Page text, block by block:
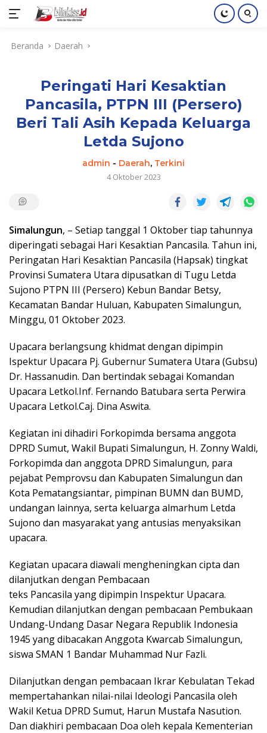
Beranda Daerah
Peringati Hari Kesaktian
Pancasila, PTPN III (Persero)
Beri Tali Asih Kepada Keluarga
Letda Sujono
admin - Daerah, Terkini
4 Oktober 2023
Simalungun, – Setiap tanggal 1 Oktober tiap tahunnya
diperingati sebagai Hari Kesaktian Pancasila. Tahun ini,
Peringatan Hari Kesaktian Pancasila (Hapsak) tingkat
Provinsi Sumatera Utara dipusatkan di Tugu Letda
Sujono PTPN III (Persero) Kebun Bandar Betsy,
Kecamatan Bandar Huluan, Kabupaten Simalungun,
Minggu, 01 Oktober 2023.
Upacara berlangsung khidmat dengan dipimpin
Ispektur Upacara Pj. Gubernur Sumatera Utara (Gubsu)
Dr. Hassanudin. Dan bertindak sebagai Komandan
Upacara Letkol.Inf. Fernando Batubara serta Perwira
Upacara Letkol.Caj. Dina Aswita.
Kegiatan ini dihadiri Forkopimda bersama anggota
DPRD Sumut, Wakil Bupati Simalungun, H. Zonny Waldi,
Forkopimda dan anggota DPRD Simalungun, para
pejabat Pemprovsu dan Kabupaten Simalungun dan
Kota Pematangsiantar, pimpinan BUMN dan BUMD,
undangan lainnya, serta keluarga almarhum Letda
Sujono dan masyarakat yang antusias menyaksikan
upacara.
Kegiatan upacara diawali mengheningkan cipta dan
dilanjutkan dengan Pembacaan
teks Pancasila yang dipimpin Inspektur Upacara.
Kemudian dilanjutkan dengan pembacaan Pembukaan
Undang-Undang Dasar Negara Republik Indonesia
1945 yang dibacakan Anggota Kwarcab Simalungun,
siswa SMAN 1 Bandar Muhammad Nur Fazli.
Dilanjutkan dengan pembacaan Ikrar Kebulatan Tekad
mempertahankan nilai-nilai Ideologi Pancasila oleh
Wakil Ketua DPRD Sumut, Harun Mustafa Nasution.
Dan diakhiri pembacaan Doa oleh kepala Kementerian